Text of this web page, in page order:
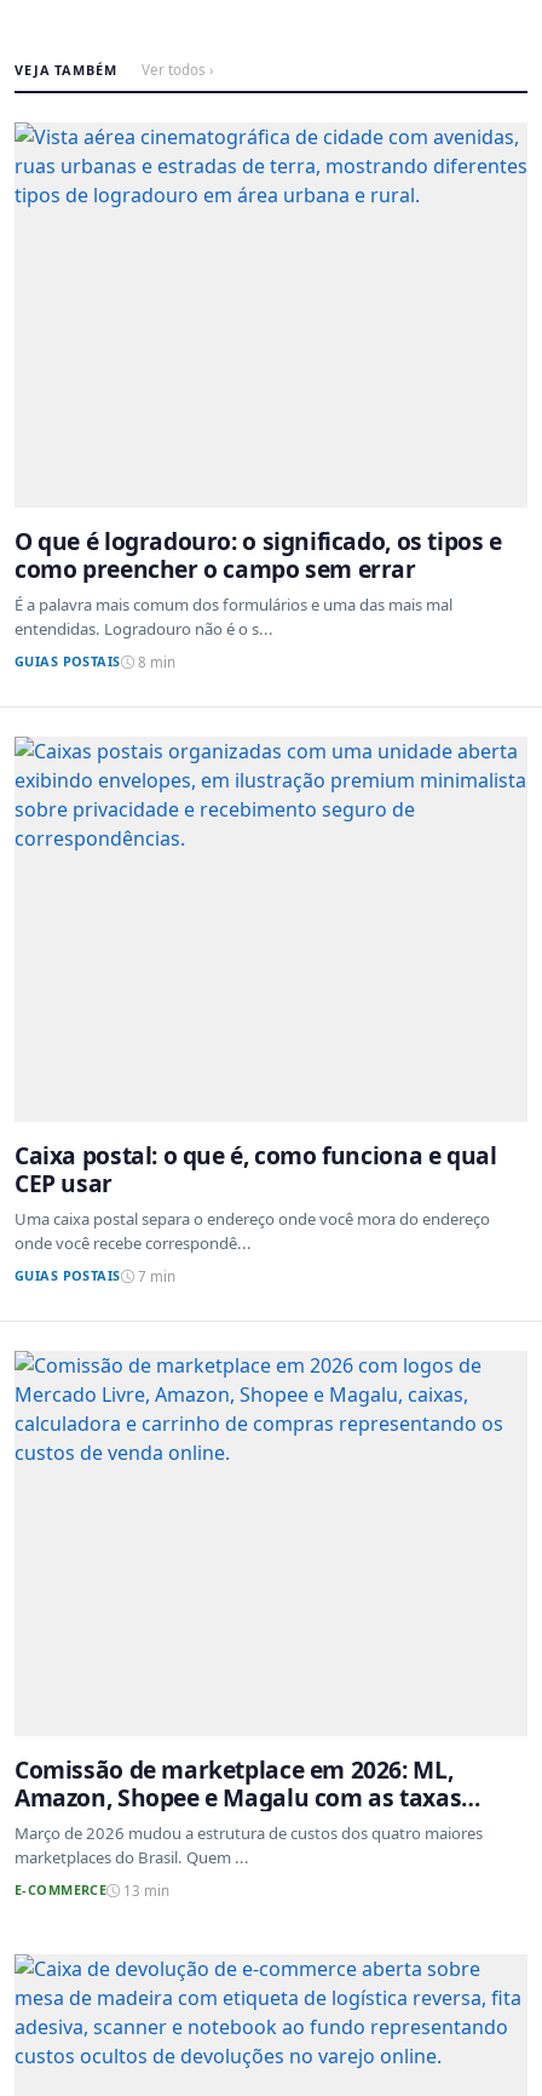
VEJA TAMBÉM Ver todos ›
O que é logradouro: o significado, os tipos e
como preencher o campo sem errar
É a palavra mais comum dos formulários e uma das mais mal
entendidas. Logradouro não é o s...
GUIAS POSTAIS 8 min
Caixa postal: o que é, como funciona e qual
CEP usar
Uma caixa postal separa o endereço onde você mora do endereço
onde você recebe correspondê...
GUIAS POSTAIS 7 min
Comissão de marketplace em 2026: ML,
Amazon, Shopee e Magalu com as taxas
atualizadas
Março de 2026 mudou a estrutura de custos dos quatro maiores
marketplaces do Brasil. Quem ...
E-COMMERCE 13 min